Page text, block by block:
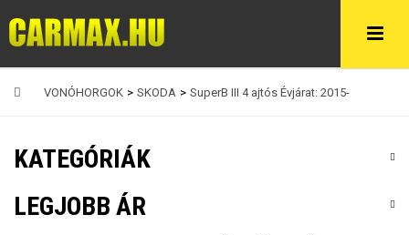
VONÓHORGOK > SKODA > SuperB III 4 ajtós Évjárat: 2015-
KATEGÓRIÁK
LEGJOBB ÁR